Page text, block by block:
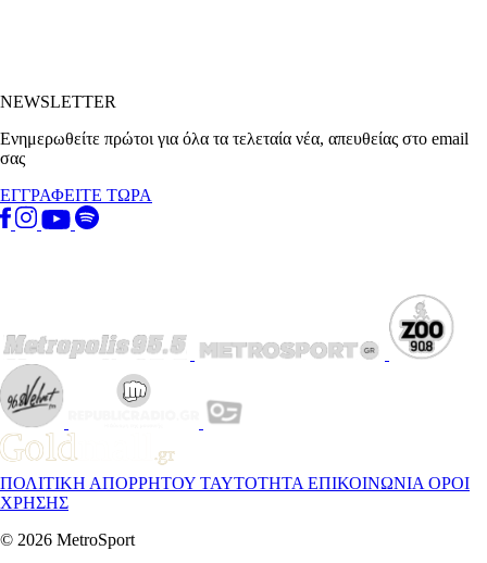
NEWSLETTER
Ενημερωθείτε πρώτοι για όλα τα τελεταία νέα, απευθείας στο email
σας
ΕΓΓΡΑΦΕΙΤΕ ΤΩΡΑ
ΠΟΛΙΤΙΚΗ ΑΠΟΡΡΗΤΟΥ ΤΑΥΤΟΤΗΤΑ ΕΠΙΚΟΙΝΩΝΙΑ ΟΡΟΙ
ΧΡΗΣΗΣ
© 2026 MetroSport